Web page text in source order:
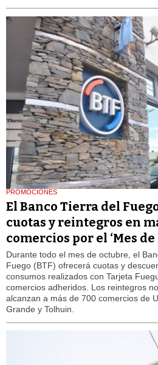
PROMOCIONES
El Banco Tierra del
cuotas y reintegros en
comercios por el ‘Mes de
Durante todo el mes de octubre, el
Fuego (BTF) ofrecerá cuotas y
consumos realizados con Tarjeta
comercios adheridos. Los reintegros
alcanzan a más de 700 comercios de
Grande y Tolhuin.